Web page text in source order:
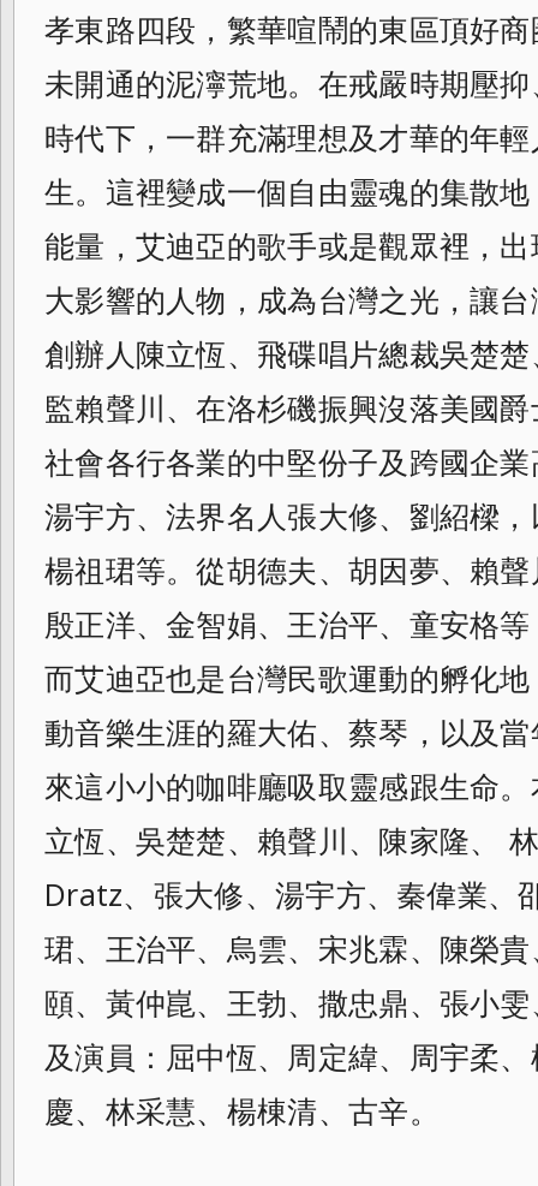
孝東路四段， 繁華喧鬧的東區頂好
未開通的泥濘荒地。在戒嚴時期壓
時代下， 一群充滿理想及才華的年
生。 這裡變成一個自由靈魂的集散
能量， 艾迪亞的歌手或是觀眾裡，
大影響的人物，成為台灣之光，讓
創辦人陳立恆、飛碟唱片總裁吳楚
監賴聲川、在洛杉磯振興沒落美國
社會各行各業的中堅份子及跨國企
湯宇方、法界名人張大修、劉紹樑，
楊祖珺等。從胡德夫、胡因夢、 賴
殷正洋、金智娟、王治平、童安格
而艾迪亞也是台灣民歌運動的孵化
動音樂生涯的羅大佑、蔡琴， 以及
來這小小的咖啡廳吸取靈感跟生命。
立恆、吳楚楚、賴聲川、陳家隆、
Dratz、張大修、湯宇方、秦偉業、
珺、 王治平、烏雲、宋兆霖、陳榮
頤、黃仲崑、 王勃、撒忠鼎、張小
及演員：屈中恆、 周定緯、周宇柔
慶、林采慧、楊棟清、 古辛。